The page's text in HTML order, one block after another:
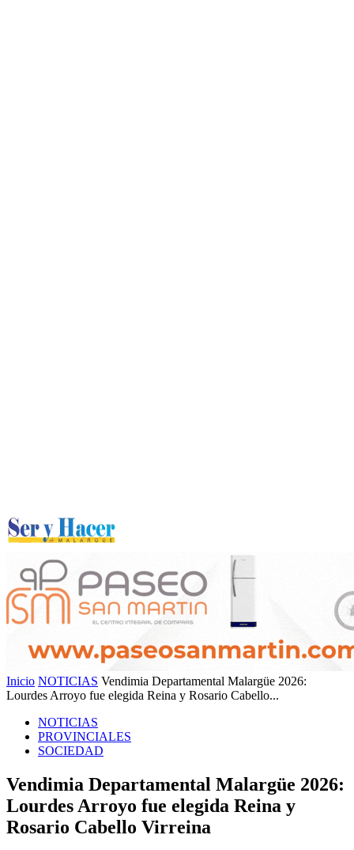
Inicio NOTICIAS Vendimia Departamental Malargüe 2026:
Lourdes Arroyo fue elegida Reina y Rosario Cabello...
NOTICIAS
PROVINCIALES
SOCIEDAD
Vendimia Departamental Malargüe 2026:
Lourdes Arroyo fue elegida Reina y
Rosario Cabello Virreina